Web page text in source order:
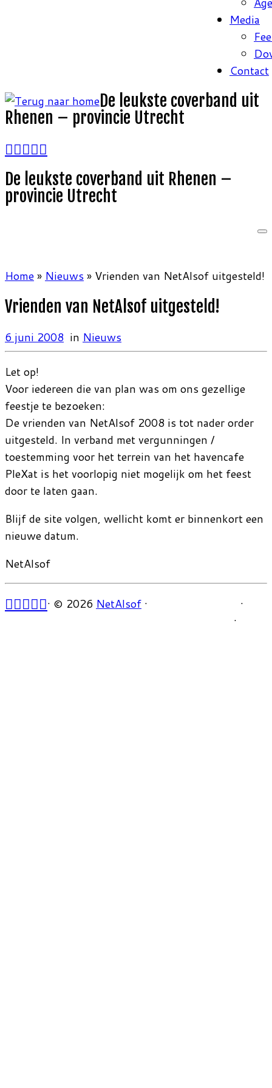
Media
Contact
De leukste coverband uit
Rhenen – provincie Utrecht
De leukste coverband uit Rhenen –
provincie Utrecht
Home» Nieuws » Vrienden van NetAlsof uitgesteld!
Vrienden van NetAlsof uitgesteld!
6 juni 2008 in Nieuws
Let op!
Voor iedereen die van plan was om ons gezellige
feestje te bezoeken:
De vrienden van NetAlsof 2008 is tot nader order
uitgesteld. In verband met vergunningen /
toestemming voor het terrein van het havencafe
PleXat is het voorlopig niet mogelijk om het feest
door te laten gaan.
Blijf de site volgen, wellicht komt er binnenkort een
nieuwe datum.
NetAlsof
· © 2026 NetAlsof ·
·
·